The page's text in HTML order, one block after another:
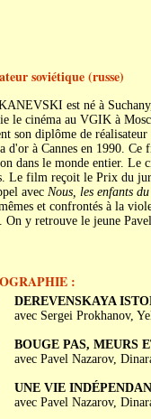
soviétique (russe)
est né à
le cinéma au VGIK à
son diplôme de
d'or à Cannes en 1990.
dans le monde entier. Le
Le film reçoit le Prix du
avec Nous, les enfants
et confrontés à la
On y retrouve le jeune
:
DEREVENSKAYA
avec Sergei Prokhanov,
BOUGE PAS, MEURS
avec Pavel Nazarov,
UNE VIE
avec Pavel Nazarov,